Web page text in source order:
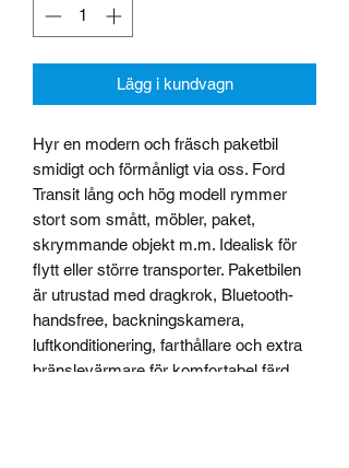
Lägg i kundvagn
Hyr en modern och fräsch paketbil
smidigt och förmånligt via oss. Ford
Transit lång och hög modell rymmer
stort som smått, möbler, paket,
skrymmande objekt m.m. Idealisk för
flytt eller större transporter. Paketbilen
är utrustad med dragkrok, Bluetooth-
handsfree, backningskamera,
luftkonditionering, farthållare och extra
bränslevärmare för komfortabel färd.